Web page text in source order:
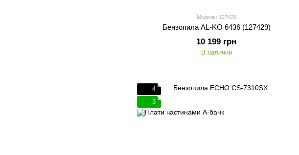
Модель: 127429
Бензопила AL-KO 6436 (127429)
10 199 грн
В наличии
4
3